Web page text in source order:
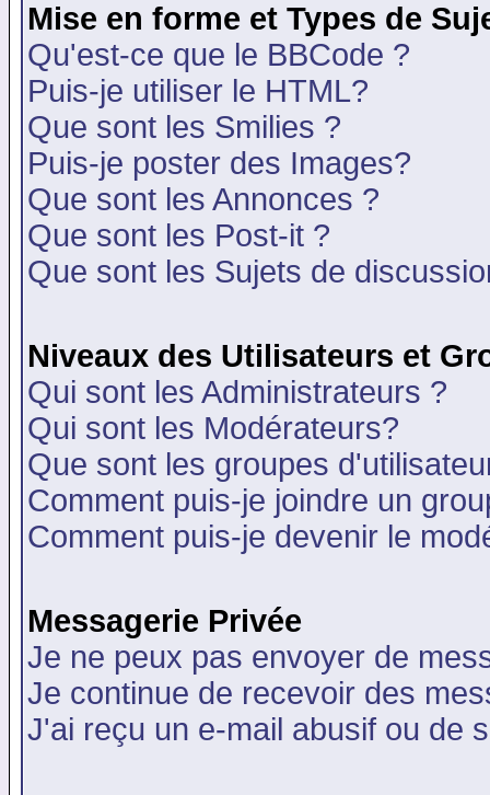
Mise en forme et Types de
Qu'est-ce que le BBCode ?
Puis-je utiliser le HTML?
Que sont les Smilies ?
Puis-je poster des Images?
Que sont les Annonces ?
Que sont les Post-it ?
Que sont les Sujets de
Niveaux des Utilisateurs et
Qui sont les Administrateurs ?
Qui sont les Modérateurs?
Que sont les groupes
Comment puis-je joindre un
Comment puis-je devenir le
Messagerie Privée
Je ne peux pas envoyer de
Je continue de recevoir des
J'ai reçu un e-mail abusif ou de